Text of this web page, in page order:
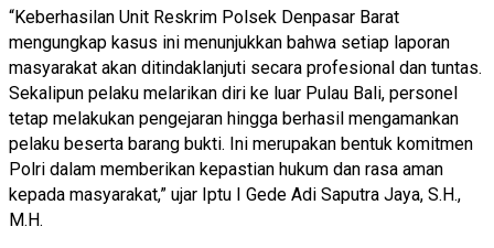
“Keberhasilan Unit Reskrim Polsek Denpasar Barat
mengungkap kasus ini menunjukkan bahwa setiap laporan
masyarakat akan ditindaklanjuti secara profesional dan tuntas.
Sekalipun pelaku melarikan diri ke luar Pulau Bali, personel
tetap melakukan pengejaran hingga berhasil mengamankan
pelaku beserta barang bukti. Ini merupakan bentuk komitmen
Polri dalam memberikan kepastian hukum dan rasa aman
kepada masyarakat,” ujar Iptu I Gede Adi Saputra Jaya, S.H.,
M.H.